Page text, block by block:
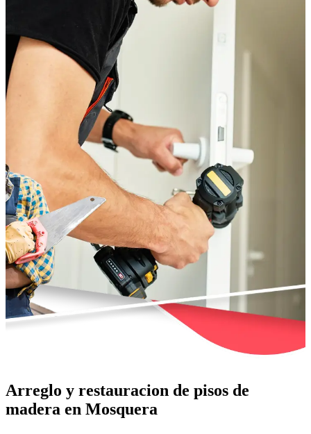
Arreglo y restauracion de pisos de
madera en Mosquera